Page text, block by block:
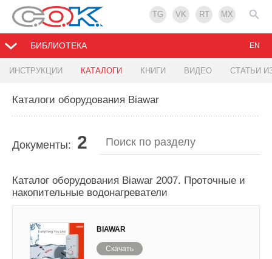
TG VK RT MX
БИБЛИОТЕКА
ИНСТРУКЦИИ КАТАЛОГИ КНИГИ ВИДЕО СТАТЬИ
EN
Каталоги оборудования Biawar
Документы: 2
Каталог оборудования Biawar 2007. Проточные и
накопительные водонагреватели
BIAWAR
Скачать